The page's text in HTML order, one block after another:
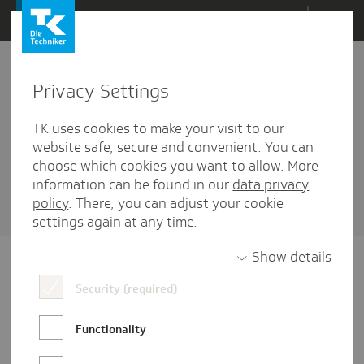
Direkt
Inhalt
Unternehmenskommunikation
1 Artikel diesem Schlagwort zugehörig
Sortieren nach DatumoderBeliebtheit
Privacy Settings
TK uses cookies to make your visit to our
website safe, secure and convenient. You can
choose which cookies you want to allow. More
information can be found in our data privacy
policy. There, you can adjust your cookie
settings again at any time.
Show details
Security (required)
Functionality